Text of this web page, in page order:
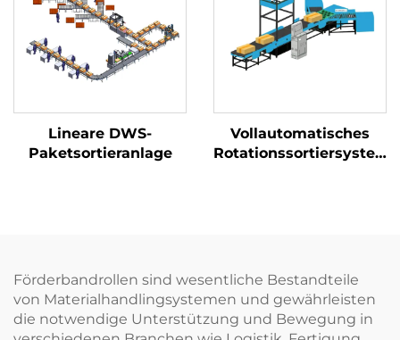
Lineare DWS-
Paketsortieranlage
Vollautomatisches
Rotationssortiersystem
Förderbandrollen sind wesentliche Bestandteile
von Materialhandlingsystemen und gewährleisten
die notwendige Unterstützung und Bewegung in